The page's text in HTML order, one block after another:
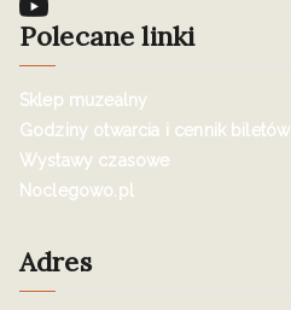
Polecane linki
Sklep muzealny
Godziny otwarcia i cennik biletów
Wystawy czasowe
Noclegowo.pl
Adres